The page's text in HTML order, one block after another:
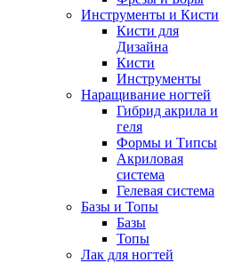
Инструменты и Кисти
Кисти для
Дизайна
Кисти
Инструменты
Наращивание ногтей
Гибрид акрила и
геля
Формы и Типсы
Акриловая
система
Гелевая система
Базы и Топы
Базы
Топы
Лак для ногтей